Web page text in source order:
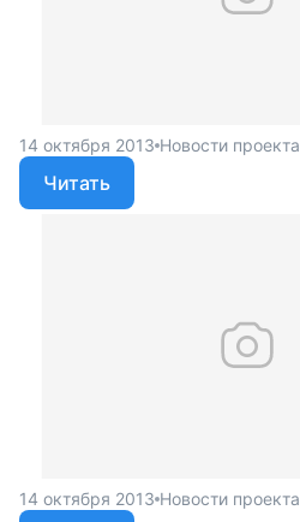
14 октября 2013 Новости проекта
Читать
14 октября 2013 Новости проекта